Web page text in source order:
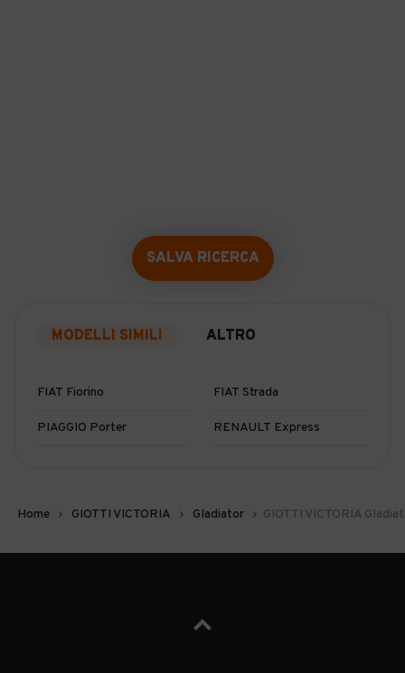
SALVA RICERCA
MODELLI SIMILI ALTRO
FIAT Fiorino FIAT Strada
PIAGGIO Porter RENAULT Express
Home GIOTTI VICTORIA Gladiator GIOTTI VICTORIA